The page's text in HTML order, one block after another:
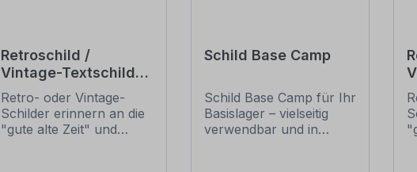
Retroschild /
Vintage-Textschild
Stammtisch - hier
sitzen die, die immer
hier sind
Retro- oder Vintage-
Schilder erinnern an die
"gute alte Zeit" und
Schild Base Camp
Schild Base Camp für Ihr
Basislager – vielseitig
verwendbar und in